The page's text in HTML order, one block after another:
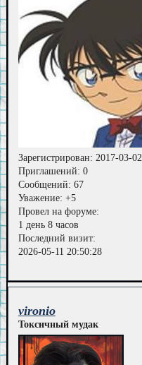
Зарегистрирован: 2017-03-02
Приглашений: 0
Сообщений: 67
Уважение: +5
Провел на форуме:
1 день 8 часов
Последний визит:
2026-05-11 20:50:28
vironio
Токсичный мудак